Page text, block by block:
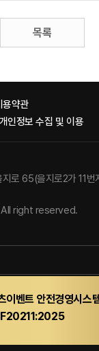
목록
용약관
개인정보 수집 및 이용
로 65(을지로2가 11
right reserved.
이벤트 안전경영시스